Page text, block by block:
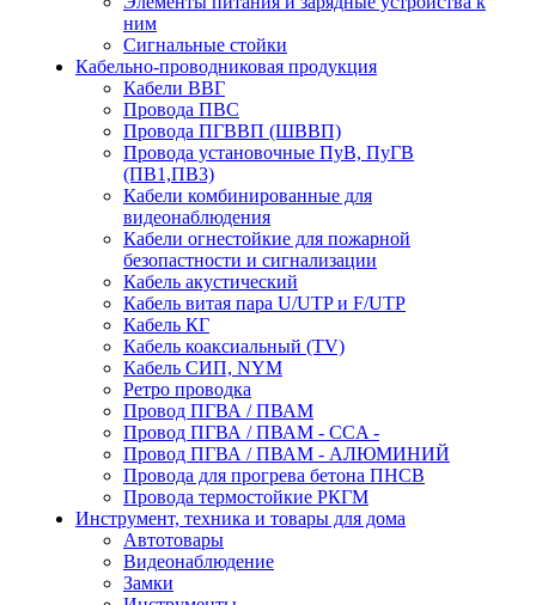
ним
Сигнальные стойки
Кабельно-проводниковая продукция
Кабели ВВГ
Провода ПВС
Провода ПГВВП (ШВВП)
Провода установочные ПуВ, ПуГВ
(ПВ1,ПВ3)
Кабели комбинированные для
видеонаблюдения
Кабели огнестойкие для пожарной
безопастности и сигнализации
Кабель акустический
Кабель витая пара U/UTP и F/UTP
Кабель КГ
Кабель коаксиальный (TV)
Кабель СИП, NYM
Ретро проводка
Провод ПГВА / ПВАМ
Провод ПГВА / ПВАМ - CCA -
Провод ПГВА / ПВАМ - АЛЮМИНИЙ
Провода для прогрева бетона ПНСВ
Провода термостойкие РКГМ
Инструмент, техника и товары для дома
Автотовары
Видеонаблюдение
Замки